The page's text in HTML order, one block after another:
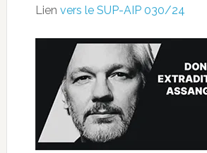
Lien vers le SUP-AIP 030/24